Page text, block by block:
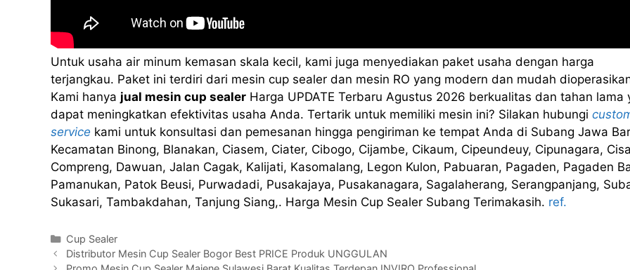
Untuk usaha air minum kemasan skala kecil, kami juga menyediakan paket usaha dengan harga
terjangkau. Paket ini terdiri dari mesin cup sealer dan mesin RO yang modern dan mudah
Kami hanya jual mesin cup sealer Harga UPDATE Terbaru Agustus 2026 berkualitas dan tahan lama
dapat meningkatkan efektivitas usaha Anda. Tertarik untuk memiliki mesin ini? Silakan hubungi
service kami untuk konsultasi dan pemesanan hingga pengiriman ke tempat Anda di Subang Jawa
Kecamatan Binong, Blanakan, Ciasem, Ciater, Cibogo, Cijambe, Cikaum, Cipeundeuy, Cipunagara,
Compreng, Dawuan, Jalan Cagak, Kalijati, Kasomalang, Legon Kulon, Pabuaran, Pagaden, Pagaden
Pamanukan, Patok Beusi, Purwadadi, Pusakajaya, Pusakanagara, Sagalaherang, Serangpanjang,
Sukasari, Tambakdahan, Tanjung Siang,. Harga Mesin Cup Sealer Subang Terimakasih. ref.
Kategori
Cup Sealer
Distributor Mesin Cup Sealer Bogor Best PRICE Produk UNGGULAN